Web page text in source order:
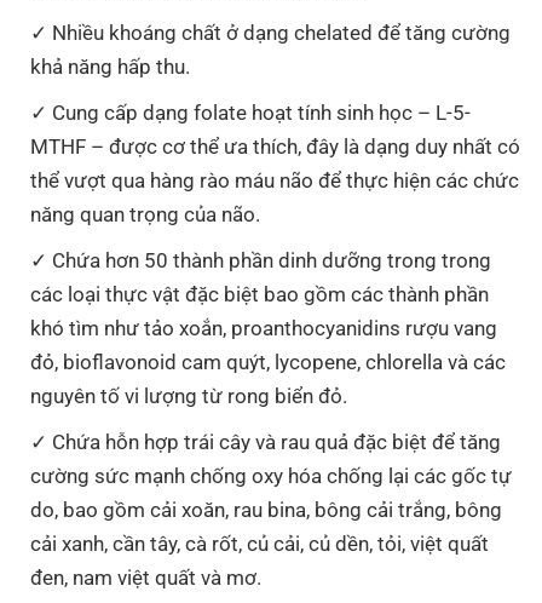
Nhiều khoáng chất ở dạng chelated để tăng cường
khả năng hấp thu.
Cung cấp dạng folate hoạt tính sinh học – L-5-
MTHF – được cơ thể ưa thích, đây là dạng duy nhất có
thể vượt qua hàng rào máu não để thực hiện các chức
năng quan trọng của não.
Chứa hơn 50 thành phần dinh dưỡng trong trong
các loại thực vật đặc biệt bao gồm các thành phần
khó tìm như tảo xoắn, proanthocyanidins rượu vang
đỏ, bioflavonoid cam quýt, lycopene, chlorella và các
nguyên tố vi lượng từ rong biển đỏ.
Chứa hỗn hợp trái cây và rau quả đặc biệt để tăng
cường sức mạnh chống oxy hóa chống lại các gốc tự
do, bao gồm cải xoăn, rau bina, bông cải trắng, bông
cải xanh, cần tây, cà rốt, củ cải, củ dền, tỏi, việt quất
đen, nam việt quất và mơ.